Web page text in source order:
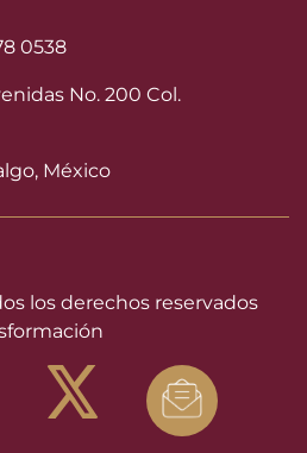
0538
No. 200 Col.
México
los derechos reservados